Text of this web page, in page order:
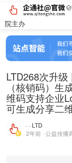
院主办
LTD268次升
（核销码）生
维码支持企业
可生成分享二
· · LTD
2年前 · 公益传播